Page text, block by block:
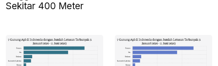
Sekitar 400 Meter